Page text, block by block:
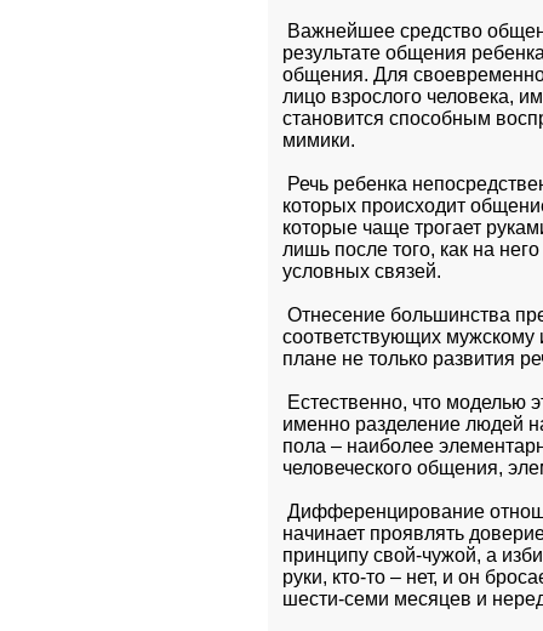
Важнейшее средство
результате общения
общения. Для
лицо взрослого человека,
становится способным
мимики.
Речь ребенка
которых происходит
которые чаще трогает
лишь после того, как на
условных связей.
Отнесение большинства
соответствующих мужскому
плане не только развития
Естественно, что моделью
именно разделение людей
пола – наиболее
человеческого общения,
Дифференцирование
начинает проявлять
принципу свой-чужой, а
руки, кто-то – нет, и он
шести-семи месяцев и